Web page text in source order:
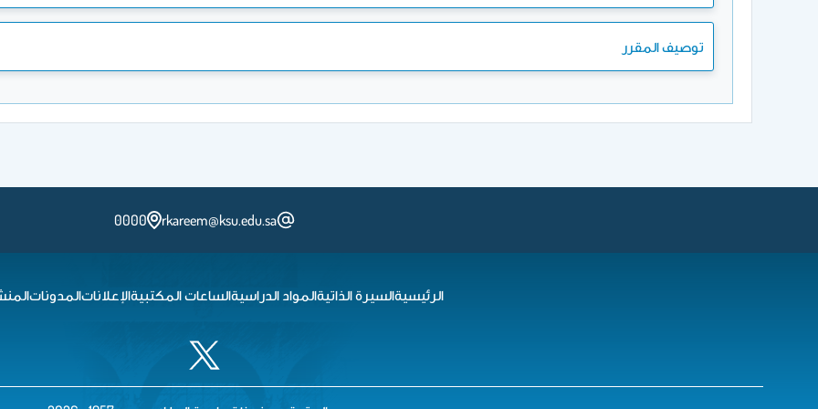
توصيف المقرر
rkareem@ksu.edu.sa
0000
الرئيسيةالسيرة الذاتيةالمواد الدراسيةالساعات المكتبيةالإعلاناتالمدونات